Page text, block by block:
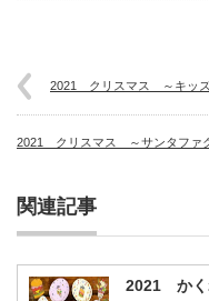
2021 クリスマス ～キッ
2021 クリスマス ～サンタフ
関連記事
2021 かく